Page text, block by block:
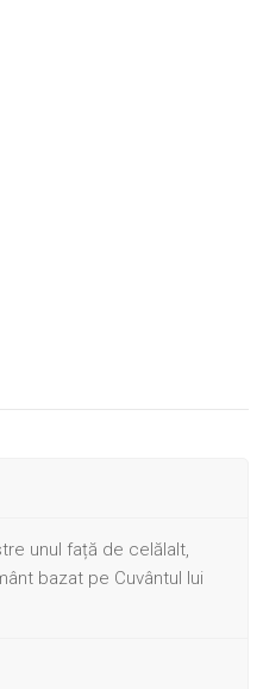
unul față de celălalt,
bazat pe Cuvântul lui
cu adevarat are